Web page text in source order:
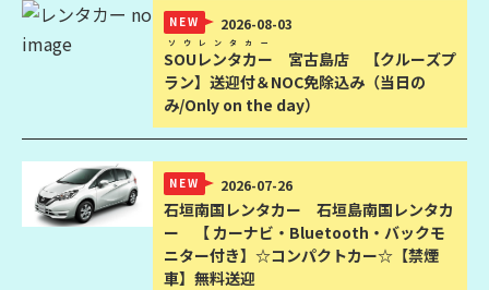
NEW 2026-08-03
SOUレンタカー
ソウレンタカー
宮古島店 【クルーズプ
ラン】送迎付＆NOC免除込み（当日の
み/Only on the day）
NEW 2026-07-26
石垣南国レンタカー 石垣島南国レンタカ
ー 【 カーナビ・Bluetooth・バックモ
ニター付き】☆コンパクトカー☆【禁煙
車】無料送迎